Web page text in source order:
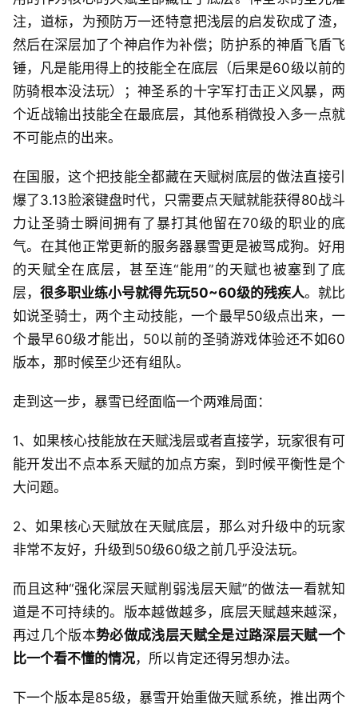
注，道标，为预防万一还特意把浅层的启发砍成了渣，
然后在深层加了个神启作为补偿；防护系的神盾飞盾飞
锤，凡是能用得上的技能全在底层（后果是60级以前的
防骑根本没法玩）；神圣系的十字军打击正义风暴，两
个近战输出技能全在最底层，其他系稍微投入多一点就
不可能点的出来。
在国服，这个把技能全都藏在天赋树底层的做法直接引
爆了3.13脸滚键盘时代，只需要点天赋就能获得80战斗
力让圣骑士瞬间拥有了暴打其他留在70级的职业的底
气。在其他正常更新的服务器暴雪更是被骂成狗。好用
的天赋全在底层，甚至连“能用”的天赋也被塞到了底
层，很多职业练小号就得先玩50~60级的残疾人。就比
如说圣骑士，两个主动技能，一个最早50级点出来，一
个最早60级才能出，50以前的圣骑游戏体验还不如60
版本，那时候至少还有组队。
走到这一步，暴雪已经面临一个两难局面：
1、如果核心技能放在天赋浅层或者直接学，玩家很有可
能开发出不点本系天赋的加点方案，到时候平衡性是个
大问题。
2、如果核心天赋放在天赋底层，那么对升级中的玩家
非常不友好，升级到50级60级之前几乎没法玩。
而且这种“强化深层天赋削弱浅层天赋”的做法一看就知
道是不可持续的。版本越做越多，底层天赋越来越深，
再过几个版本势必做成浅层天赋全是过路深层天赋一个
比一个看不懂的情况，所以肯定还得另想办法。
下一个版本是85级，暴雪开始重做天赋系统，推出两个